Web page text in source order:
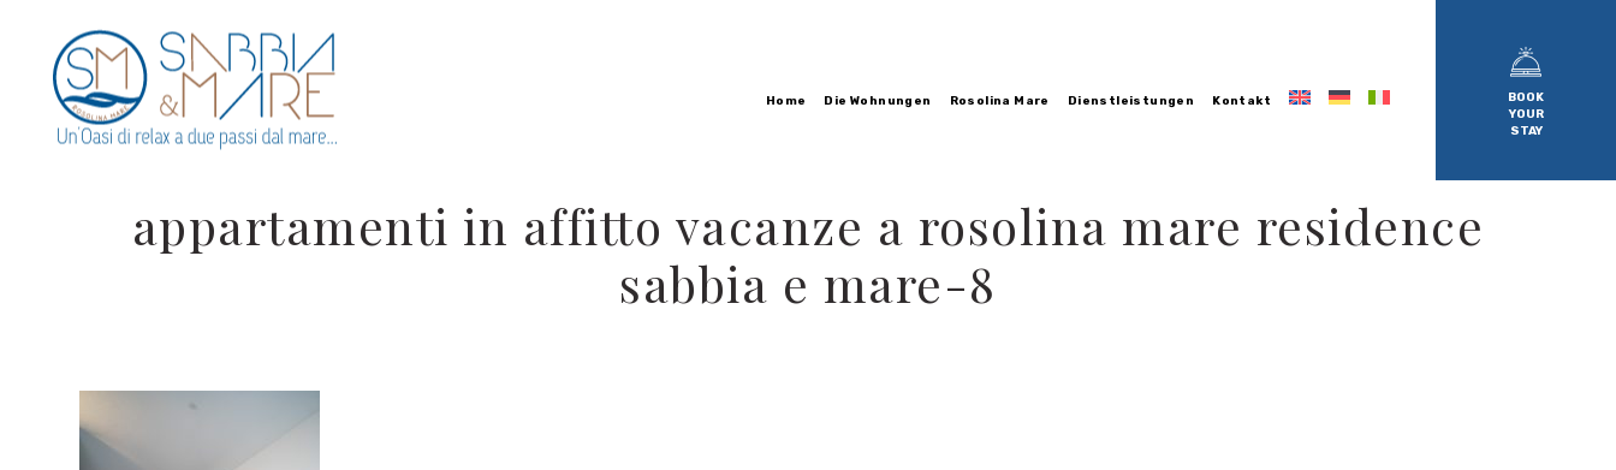
Home Die Wohnungen Rosolina Mare Dienstleistungen Kontakt
BOOK
YOUR
STAY
appartamenti in affitto vacanze a rosolina mare residence
sabbia e mare-8